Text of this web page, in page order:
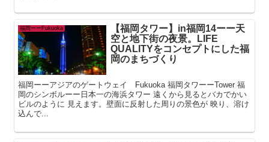
福岡ーーFukuoka
【福岡タワー】in福岡14ーー天
空と地下街の夜景。LIFE
QUALITYをコンセプトにした福
岡のまちづくり
福岡ーーアジアのゲートウェイ Fukuoka 福岡タワーーTower 福
岡のシンボルーー日本一の海浜タワー 遠くから見るとバカでかい
ビルのように 見えます。壁面に反射した周りの景色が 映り、溶け
込んで...